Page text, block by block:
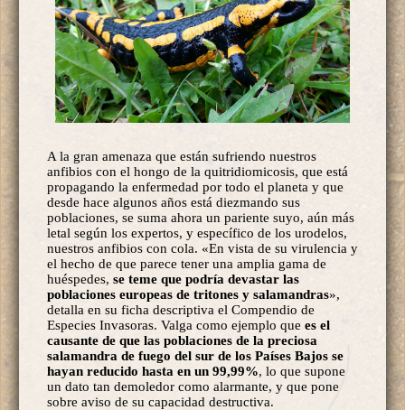
A la gran amenaza que están sufriendo nuestros
anfibios con el hongo de la quitridiomicosis, que está
propagando la enfermedad por todo el planeta y que
desde hace algunos años está diezmando sus
poblaciones, se suma ahora un pariente suyo, aún más
letal según los expertos, y específico de los urodelos,
nuestros anfibios con cola. «En vista de su virulencia y
el hecho de que parece tener una amplia gama de
huéspedes, se teme que podría devastar las
poblaciones europeas de tritones y salamandras»,
detalla en su ficha descriptiva el Compendio de
Especies Invasoras. Valga como ejemplo que es el
causante de que las poblaciones de la preciosa
salamandra de fuego del sur de los Países Bajos se
hayan reducido hasta en un 99,99%, lo que supone
un dato tan demoledor como alarmante, y que pone
sobre aviso de su capacidad destructiva.